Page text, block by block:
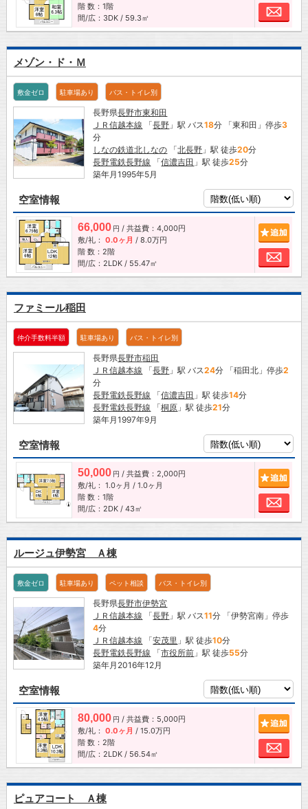
階 数：1階
間/広：3DK / 59.3㎡
お
メゾン・ド・Ｍ
敷金ゼロ 駐車場あり バス・トイレ別
長野県長野市東和田
ＪＲ信越本線 「長野 」駅 バス18分 「東和田」停歩3
分
しなの鉄道北しなの 「北長野 」駅 徒歩20分
長野電鉄長野線 「信濃吉田 」駅 徒歩25分
築年月1995年5月
空室情報
66,000 円 / 共益費：4,000円
敷/礼： 0.0ヶ月 / 8.0万円
階 数：2階
間/広：2LDK / 55.47㎡
お
ファミール稲田
仲介手数料半額 駐車場あり バス・トイレ別
長野県長野市稲田
ＪＲ信越本線 「長野 」駅 バス24分 「稲田北」停歩2
分
長野電鉄長野線 「信濃吉田 」駅 徒歩14分
長野電鉄長野線 「桐原 」駅 徒歩21分
築年月1997年9月
空室情報
50,000 円 / 共益費：2,000円
敷/礼： 1.0ヶ月 / 1.0ヶ月
階 数：1階
間/広：2DK / 43㎡
お
ルージュ伊勢宮 Ａ棟
敷金ゼロ 駐車場あり ペット相談 バス・トイレ別
長野県長野市伊勢宮
ＪＲ信越本線 「長野 」駅 バス11分 「伊勢宮南」停歩
4分
ＪＲ信越本線 「安茂里 」駅 徒歩10分
長野電鉄長野線 「市役所前 」駅 徒歩55分
築年月2016年12月
空室情報
80,000 円 / 共益費：5,000円
敷/礼： 0.0ヶ月 / 15.0万円
階 数：2階
間/広：2LDK / 56.54㎡
お
ピュアコート Ａ棟